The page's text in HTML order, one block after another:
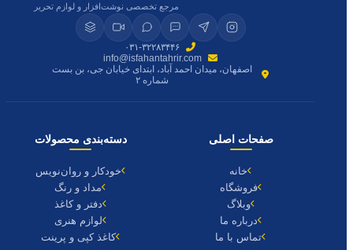
مرجع تخصصی نوشت‌افزار و لوازم تحریر
۰۳۱-۳۲۲۸۳۴۴۶
info@isfahantahrir.com
اصفهان، میدان احمد آباد، ابتدای خیابان جی، بن بست
شماره ۲
صفحات اصلی
خانه
فروشگاه
وبلاگ
درباره ما
تماس با ما
دسته‌بندی محصولات
خودکار و روان‌نویس
مداد و رنگ
دفتر و کاغذ
لوازم هنری
کاغذ کپی و پرینت